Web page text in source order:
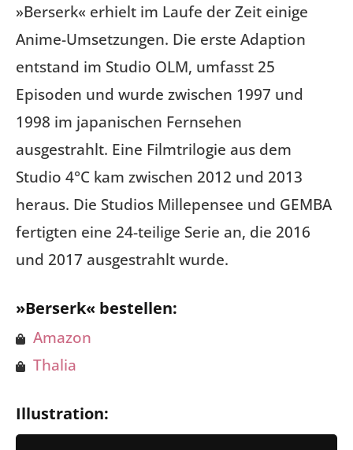
»Berserk« erhielt im Laufe der Zeit einige
Anime-Umsetzungen. Die erste Adaption
entstand im Studio OLM, umfasst 25
Episoden und wurde zwischen 1997 und
1998 im japanischen Fernsehen
ausgestrahlt. Eine Filmtrilogie aus dem
Studio 4°C kam zwischen 2012 und 2013
heraus. Die Studios Millepensee und GEMBA
fertigten eine 24-teilige Serie an, die 2016
und 2017 ausgestrahlt wurde.
»Berserk« bestellen:
Amazon
Thalia
Illustration: